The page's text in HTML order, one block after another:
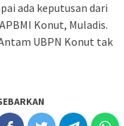
ada keputusan dari
Konut, Muladis.
UBPN Konut tak